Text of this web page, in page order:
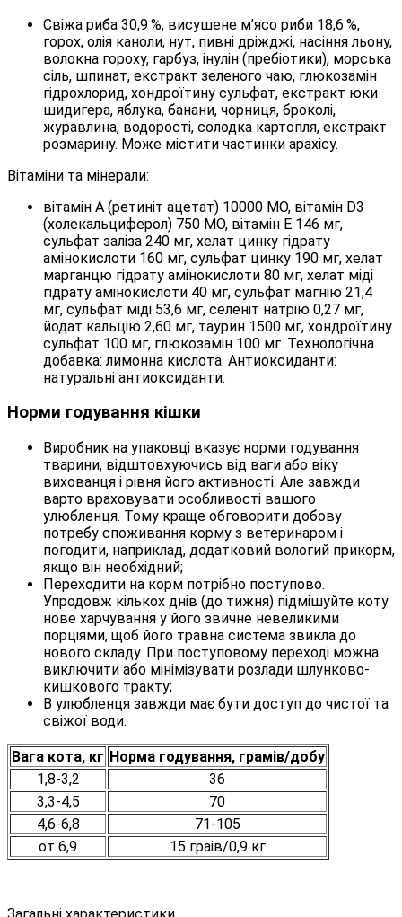
Свіжа риба 30,9 %, висушене м’ясо риби 18,6 %,
горох, олія каноли, нут, пивні дріжджі, насіння льону,
волокна гороху, гарбуз, інулін (пребіотики), морська
сіль, шпинат, екстракт зеленого чаю, глюкозамін
гідрохлорид, хондроїтину сульфат, екстракт юки
шидигера, яблука, банани, чорниця, броколі,
журавлина, водорості, солодка картопля, екстракт
розмарину. Може містити частинки арахісу.
Вітаміни та мінерали:
вітамін А (ретиніт ацетат) 10000 МО, вітамін D3
(холекальциферол) 750 МО, вітамін Е 146 мг,
сульфат заліза 240 мг, хелат цинку гідрату
амінокислоти 160 мг, сульфат цинку 190 мг, хелат
марганцю гідрату амінокислоти 80 мг, хелат міді
гідрату амінокислоти 40 мг, сульфат магнію 21,4
мг, сульфат міді 53,6 мг, селеніт натрію 0,27 мг,
йодат кальцію 2,60 мг, таурин 1500 мг, хондроїтину
сульфат 100 мг, глюкозамін 100 мг. Технологічна
добавка: лимонна кислота. Антиоксиданти:
натуральні антиоксиданти.
Норми годування кішки
Виробник на упаковці вказує норми годування
тварини, відштовхуючись від ваги або віку
вихованця і рівня його активності. Але завжди
варто враховувати особливості вашого
улюбленця. Тому краще обговорити добову
потребу споживання корму з ветеринаром і
погодити, наприклад, додатковий вологий прикорм,
якщо він необхідний;
Переходити на корм потрібно поступово.
Упродовж кількох днів (до тижня) підмішуйте коту
нове харчування у його звичне невеликими
порціями, щоб його травна система звикла до
нового складу. При поступовому переході можна
виключити або мінімізувати розлади шлунково-
кишкового тракту;
В улюбленця завжди має бути доступ до чистої та
свіжої води.
Вага кота, кг Норма годування, грамів/добу
1,8-3,2
36
3,3-4,5
70
4,6-6,8
71-105
от 6,9
15 граів/0,9 кг